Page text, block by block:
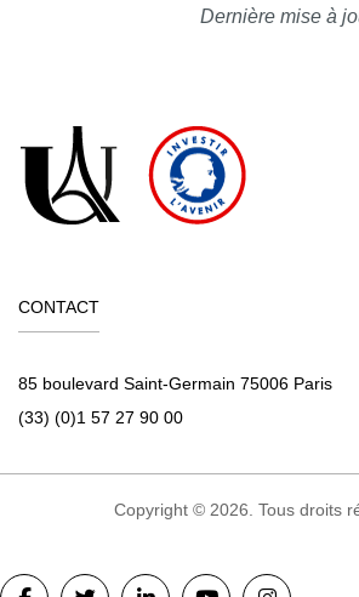
Dernière mise à
CONTACT
85 boulevard Saint-Germain 75006 Paris
(33) (0)1 57 27 90 00
Copyright © 2026. Tous droits